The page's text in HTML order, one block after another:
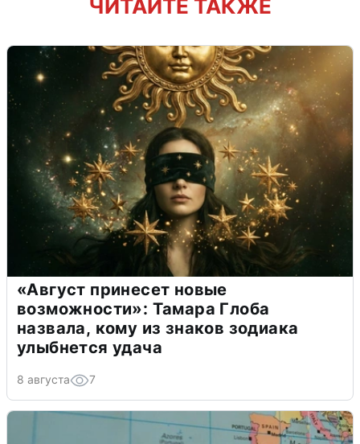
ЧИТАЙТЕ ТАКЖЕ
«Август принесет новые
возможности»: Тамара Глоба
назвала, кому из знаков зодиака
улыбнется удача
8 августа 7